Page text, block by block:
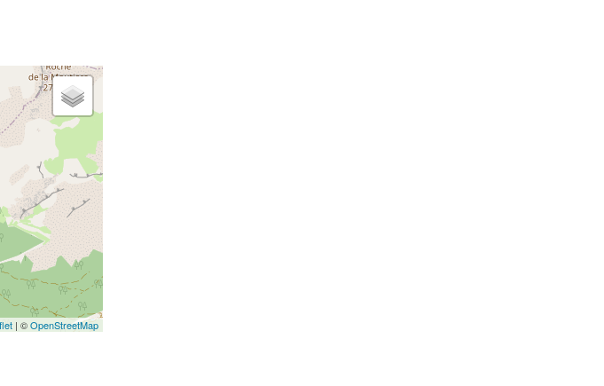
| ©OpenStreetMap